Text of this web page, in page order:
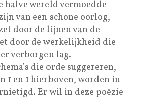
halve wereld vermoedde
van een schone oorlog,
door de lijnen van de
door de werkelijkheid die
verborgen lag.
die orde suggereren,
1 en 1 hierboven, worden in
Er wil in deze poëzie